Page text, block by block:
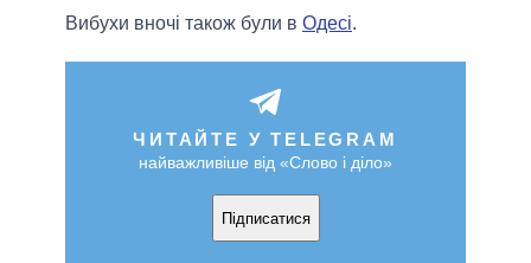
Вибухи вночі також були в Одесі.
ЧИТАЙТЕ У TELEGRAM
найважливіше від «Слово і діло»
Підписатися